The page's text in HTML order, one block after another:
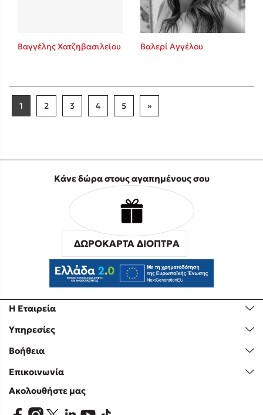
Βαγγέλης Χατζηβασιλείου Βαλερί Αγγέλου
1 2 3 4 5 »
Η Εταιρεία
Υπηρεσίες
Βοήθεια
Επικοινωνία
Κάνε δώρα στους αγαπημένους σου
ΔΩΡΟΚΑΡΤΑ ΔΙΟΠΤΡΑ
Ακολουθήστε μας